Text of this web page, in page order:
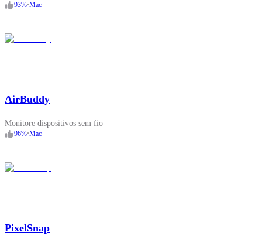
93%•Mac
AirBuddy
Monitore dispositivos sem fio
96%•Mac
PixelSnap